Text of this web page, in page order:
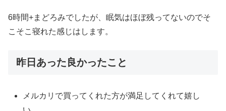
6時間+まどろみでしたが、眠気はほぼ残ってないのでそ
こそこ寝れた感じはします。
昨日あった良かったこと
メルカリで買ってくれた方が満足してくれて嬉し